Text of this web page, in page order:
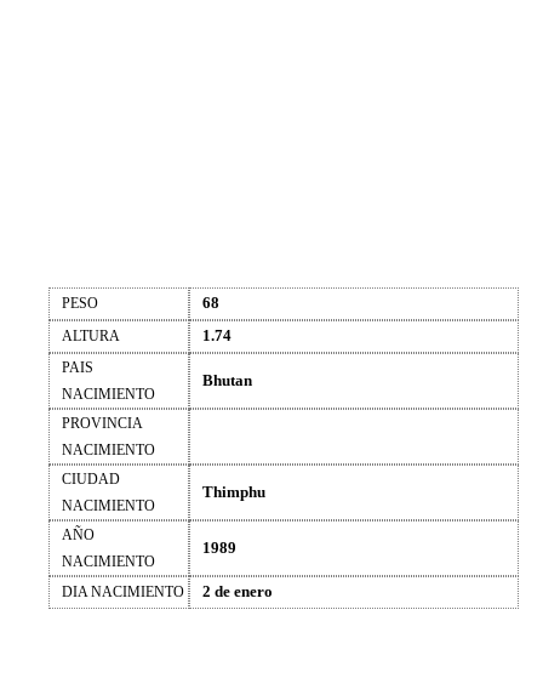
PESO 68
ALTURA 1.74
PAIS
NACIMIENTO
Bhutan
PROVINCIA
NACIMIENTO
CIUDAD
NACIMIENTO
Thimphu
AÑO
NACIMIENTO
1989
DIA NACIMIENTO 2 de enero